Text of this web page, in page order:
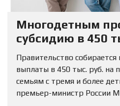
Многодетным
субсидию в 450
погашение
Правительство
выплаты в 450 тыс. руб. на
семьям с тремя и более
премьер-министр России